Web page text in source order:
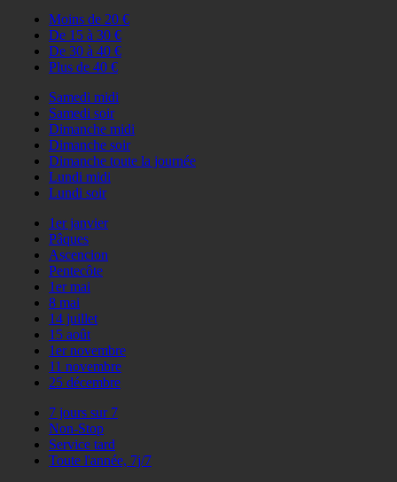
Moins de 20 €
De 15 à 30 €
De 30 à 40 €
Plus de 40 €
Samedi midi
Samedi soir
Dimanche midi
Dimanche soir
Dimanche toute la journée
Lundi midi
Lundi soir
1er janvier
Pâques
Ascencion
Pentecôte
1er mai
8 mai
14 juillet
15 août
1er novembre
11 novembre
25 décembre
7 jours sur 7
Non-Stop
Service tard
Toute l'année, 7j/7